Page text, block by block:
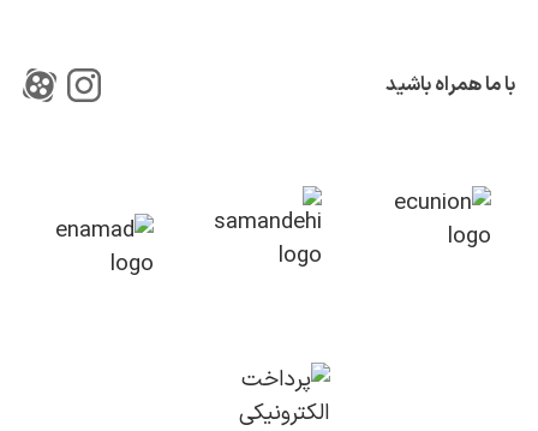
با ما همراه باشید